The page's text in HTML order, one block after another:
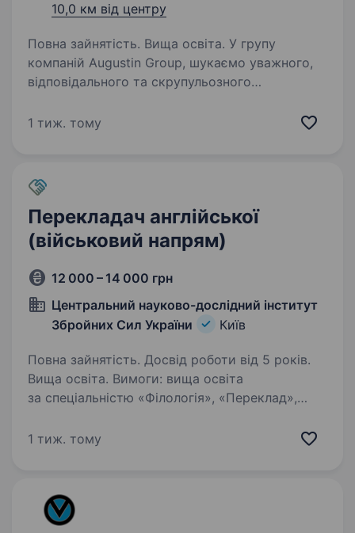
10,0 км від центру
Повна зайнятість. Вища освіта. У групу
компаній Augustin Group, шукаємо уважного,
відповідального та скрупульозного
з документацією для косметичної та медичної
1 тиж. тому
Перекладач англійської
(військовий напрям)
12 000 – 14 000 грн
Центральний науково-дослідний інститут
Збройних Сил України
Київ
Повна зайнятість. Досвід роботи від 5 років.
Вища освіта. Вимоги: вища освіта
за спеціальністю «Філологія», «Переклад»,
відносини», «Міжнародна інформація»,
1 тиж. тому